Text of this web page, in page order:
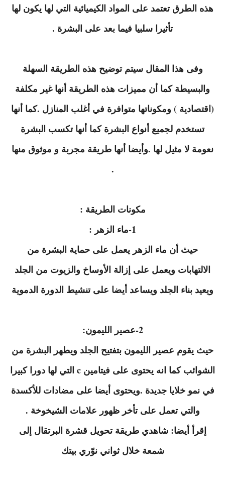
هذه الطرق تعتمد على المواد الكيميائية التي لها يكون لها
تأثيرا سلبيا فيما بعد على البشرة .
وفى هذا المقال سيتم توضيح هذه الطريقة السهلة
والبسيطة كما أن مميزات هذه الطريقة أنها غير مكلفة
(اقتصادية ) ومكوناتها متوافرة في أغلب المنازل .كما أنها
تستخدم لجميع أنواع البشرة كما أنها تكسب البشرة
نعومة لا مثيل لها .وأيضا أنها طريقة مجربة و موثوق منها
.
مكونات الطريقة :
1-ماء الزهر :
حيث أن ماء الزهر يعمل على حماية البشرة من
الالتهابات ويعمل على إزالة الأوساخ والزيوت من الجلد
ويعيد بناء الجلد ويساعد أيضا على تنشيط الدورة الدموية
2-عصير الليمون:
حيث يقوم عصير الليمون بتفتيح الجلد ويطهر البشرة من
الشوائب كما انه يحتوى على فيتامين c التي لها دورا كبيرا
في نمو خلايا جديدة .ويحتوى أيضا على مضادات للأكسدة
والتي تعمل على تأخر ظهور علامات الشيخوخة .
إقرأ أيضا: شاهدي طريقة تحويل قشرة البرتقال إلى
شمعة خلال ثواني نوّري بيتك